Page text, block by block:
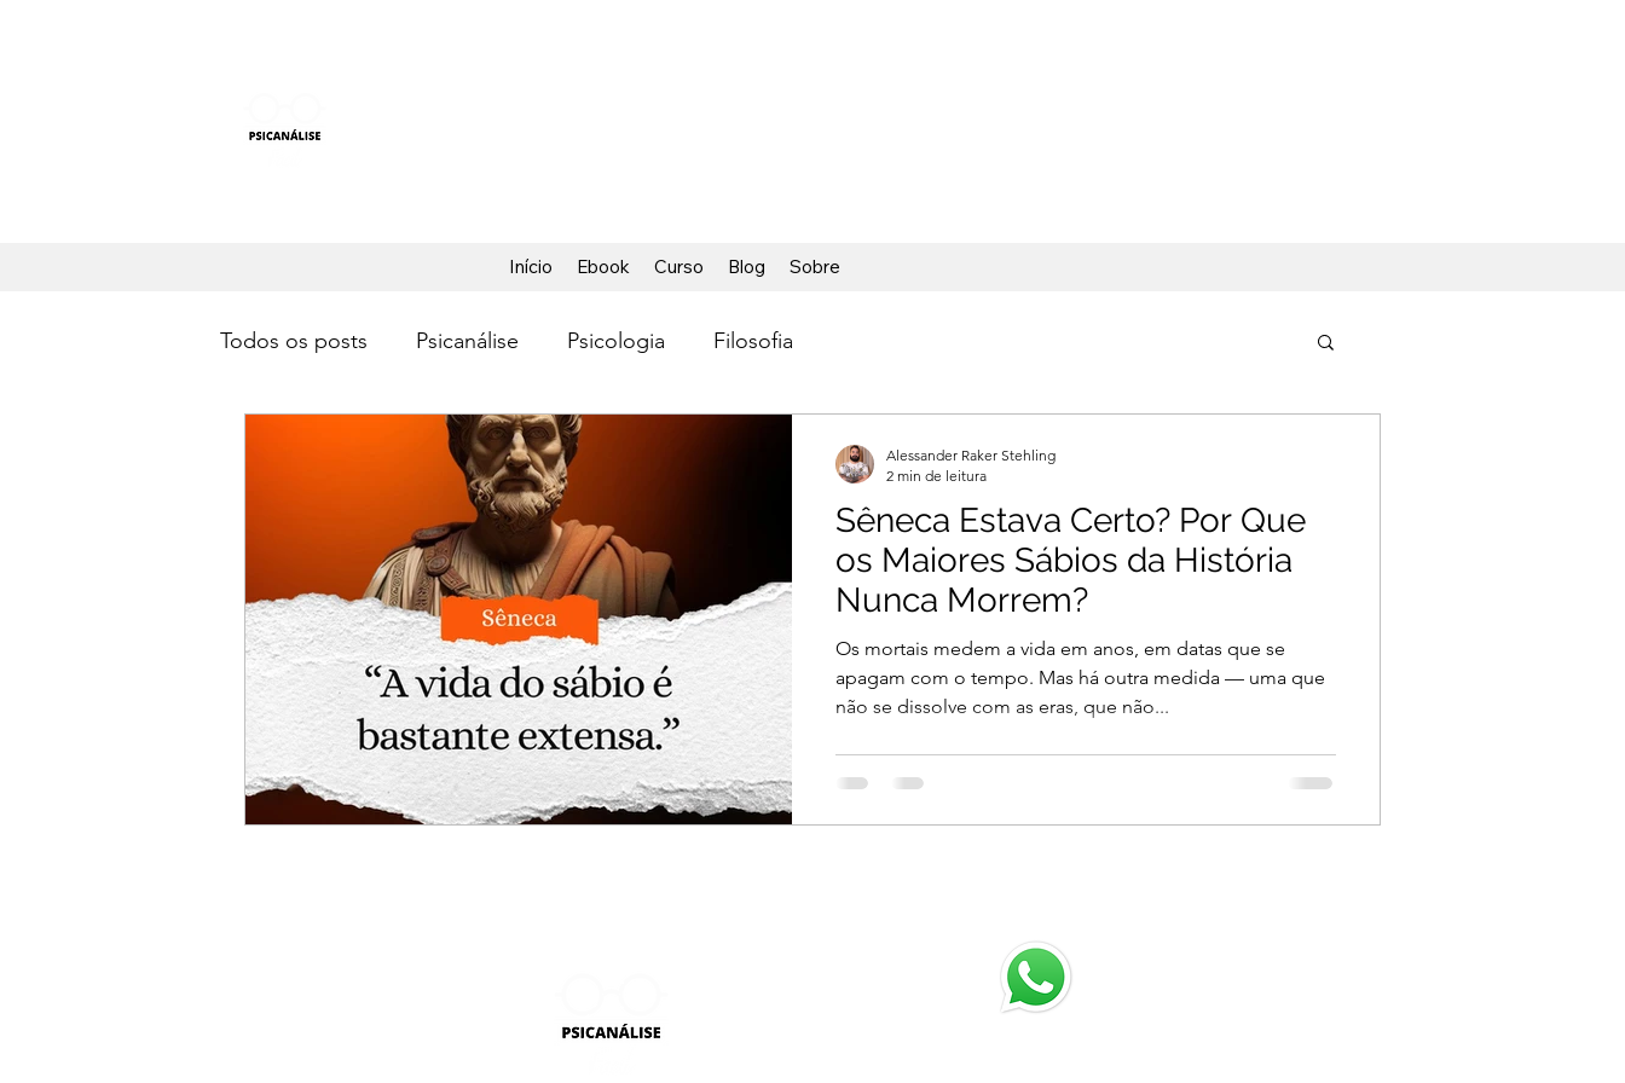
Início Ebook Curso Blog Sobre
Todos os posts Psicanálise Psicologia Filosofia
Sêneca Estava Certo? Por Que
os Maiores Sábios da História
Nunca Morrem?
Os mortais medem a vida em anos, em datas que se
apagam com o tempo. Mas há outra medida — uma que
não se dissolve com as eras, que não...
Alessander Raker Stehling
2 min de leitura